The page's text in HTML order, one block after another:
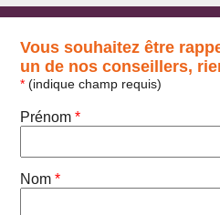
Vous souhaitez être
un de nos conseillers,
* (indique champ requis)
Prénom*
Nom*